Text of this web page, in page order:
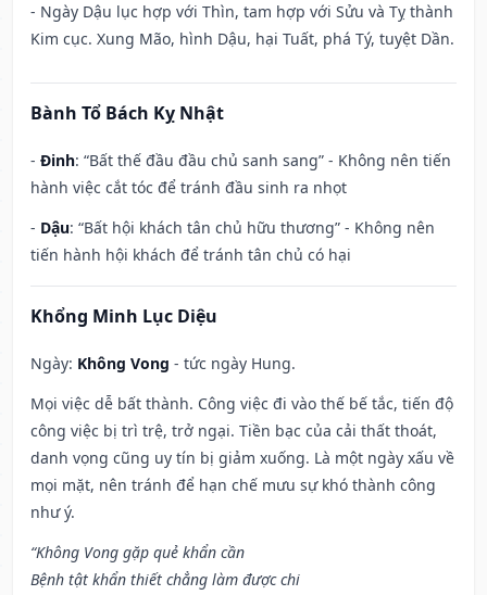
- Ngày Dậu lục hợp với Thìn, tam hợp với Sửu và Tỵ thành
Kim cục. Xung Mão, hình Dậu, hại Tuất, phá Tý, tuyệt Dần.
Bành Tổ Bách Kỵ Nhật
- Đinh: “Bất thế đầu đầu chủ sanh sang” - Không nên tiến
hành việc cắt tóc để tránh đầu sinh ra nhọt
- Dậu: “Bất hội khách tân chủ hữu thương” - Không nên
tiến hành hội khách để tránh tân chủ có hại
Khổng Minh Lục Diệu
Ngày: Không Vong - tức ngày Hung.
Mọi việc dễ bất thành. Công việc đi vào thế bế tắc, tiến độ
công việc bị trì trệ, trở ngại. Tiền bạc của cải thất thoát,
danh vọng cũng uy tín bị giảm xuống. Là một ngày xấu về
mọi mặt, nên tránh để hạn chế mưu sự khó thành công
như ý.
“Không Vong gặp quẻ khẩn cần
Bệnh tật khẩn thiết chẳng làm được chi